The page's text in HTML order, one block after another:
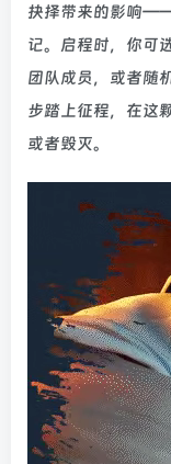
抉择带来的影响
记。启程时，你可
团队成员，或者随
步踏上征程，在这
或者毁灭。